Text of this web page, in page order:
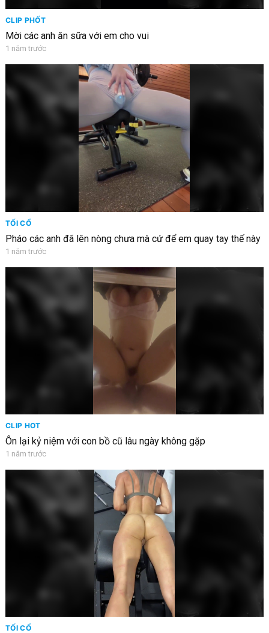
CLIP PHỐT
Mời các anh ăn sữa với em cho vui
1 năm trước
TỐI CỔ
Pháo các anh đã lên nòng chưa mà cứ để em quay tay thế này
1 năm trước
CLIP HOT
Ôn lại kỷ niệm với con bồ cũ lâu ngày không gặp
1 năm trước
TỐI CỔ